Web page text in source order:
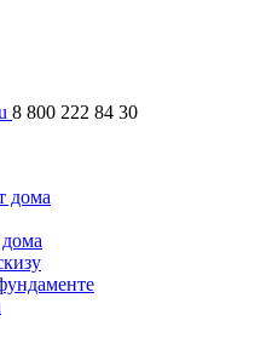
8 800 222 84 30
дома